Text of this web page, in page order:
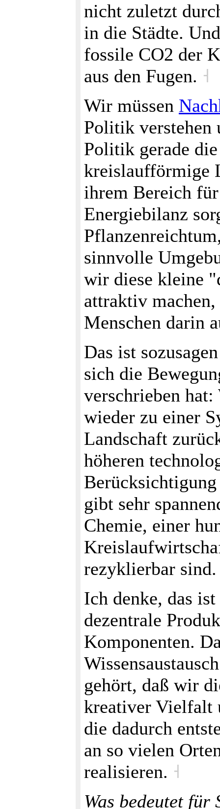
nicht zuletzt
in die Städte.
fossile CO2 der
aus den Fugen. ˧
Wir müssen
Politik verstehen
Politik gerade
kreislaufförmige
ihrem Bereich
Energiebilanz
sinnvolle
wir diese kleine
attraktiv
Menschen darin
Das ist
sich die
verschrieben
wieder zu einer
Landschaft
höheren
Berücksichtigung
gibt sehr
Chemie, einer
rezyklierbar
Ich denke, das
dezentrale
Komponenten.
gehört, daß wir
kreativer Vielfalt
die dadurch
an so vielen
realisieren. ˧
Was bedeutet